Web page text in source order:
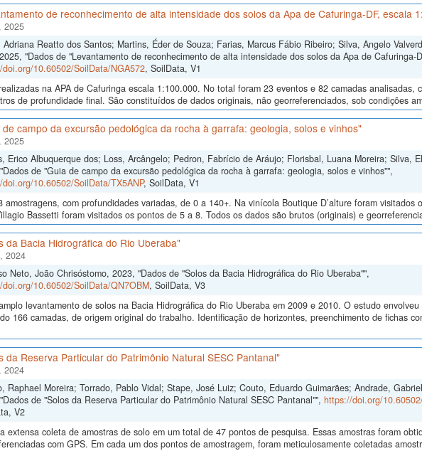
de reconhecimento de alta intensidade dos solos da Apa de Cafuringa-DF, escala
2025
Adriana Reatto dos Santos; Martins, Éder de Souza; Farias, Marcus Fábio Ribeiro; Silva, Angelo
"Dados de "Levantamento de reconhecimento de alta intensidade dos solos da Apa de Cafuringa-
10.60502/SoilData/NGA572, SoilData, V1
na APA de Cafuringa escala 1:100.000. No total foram 23 eventos e 82 camadas analisadas,
de profundidade final. São constituídos de dados originais, não georreferenciados, sob condições
campo da excursão pedológica da rocha à garrafa: geologia, solos e vinhos"
2025
Erico Albuquerque dos; Loss, Arcângelo; Pedron, Fabrício de Aráujo; Florisbal, Luana Moreira; Silva,
de "Guia de campo da excursão pedológica da rocha à garrafa: geologia, solos e vinhos"",
10.60502/SoilData/TX5ANP, SoilData, V1
amostragens, com profundidades variadas, de 0 a 140+. Na vinícola Boutique D’alture foram visitados
Bassetti foram visitados os pontos de 5 a 8. Todos os dados são brutos (originais) e
da Bacia Hidrográfica do Rio Uberaba"
2024
Neto, João Chrisóstomo, 2023, "Dados de "Solos da Bacia Hidrográfica do Rio Uberaba"",
10.60502/SoilData/QN7OBM, SoilData, V3
levantamento de solos na Bacia Hidrográfica do Rio Uberaba em 2009 e 2010. O estudo
166 camadas, de origem original do trabalho. Identificação de horizontes, preenchimento de fichas
da Reserva Particular do Patrimônio Natural SESC Pantanal"
2024
Raphael Moreira; Torrado, Pablo Vidal; Stape, José Luiz; Couto, Eduardo Guimarães; Andrade,
de "Solos da Reserva Particular do Patrimônio Natural SESC Pantanal"", https://doi.org/
V2
extensa coleta de amostras de solo em um total de 47 pontos de pesquisa. Essas amostras foram
com GPS. Em cada um dos pontos de amostragem, foram meticulosamente coletadas